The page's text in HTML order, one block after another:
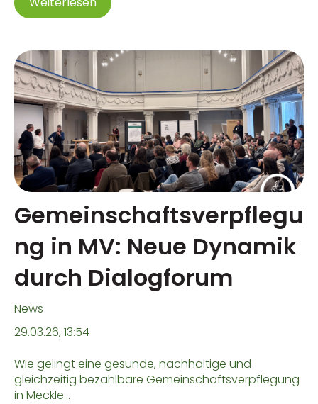
Gemeinschaftsverpflegu
ng in MV: Neue Dynamik
durch Dialogforum
News
29.03.26, 13:54
Wie gelingt eine gesunde, nachhaltige und
gleichzeitig bezahlbare Gemeinschaftsverpflegung
in Meckle...